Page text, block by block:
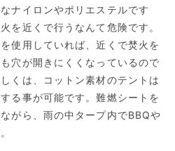
ナイロンやポリエステルです
を近くで行うなんて危険です。
使用していれば、近くで焚火を
穴が開きにくくなっているので
くは、コットン素材のテントは
る事が可能です。難燃シートを
がら、雨の中タープ内でBBQや